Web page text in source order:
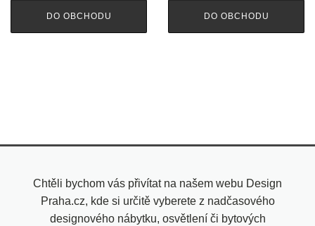
DO OBCHODU DO OBCHODU
Chtěli bychom vás přivítat na našem webu Design
Praha.cz, kde si určitě vyberete z nadčasového
designového nábytku, osvětlení či bytových